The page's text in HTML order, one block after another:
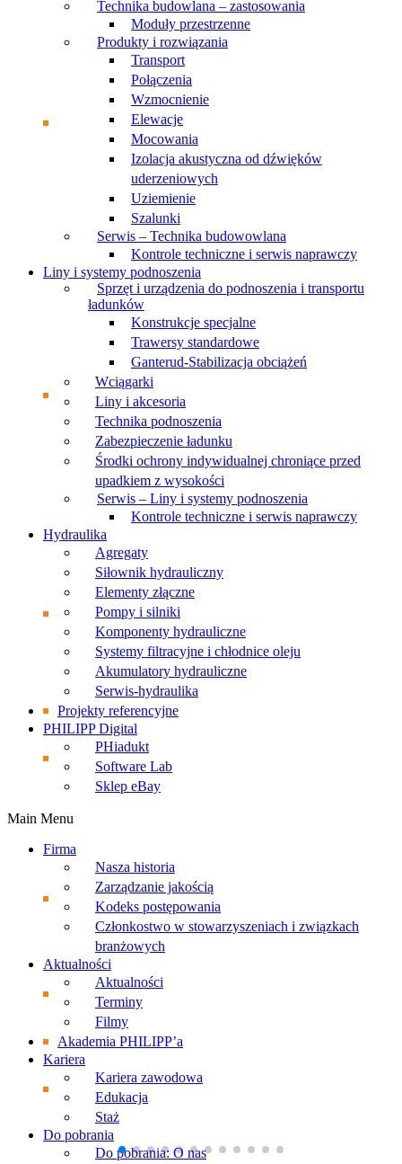
Technika budowlana – zastosowania
Moduły przestrzenne
Produkty i rozwiązania
Transport
Połączenia
Wzmocnienie
Elewacje
Mocowania
Izolacja akustyczna od dźwięków
uderzeniowych
Uziemienie
Szalunki
Serwis – Technika budowowlana
Kontrole techniczne i serwis naprawczy
Liny i systemy podnoszenia
Sprzęt i urządzenia do podnoszenia i transportu
ładunków
Konstrukcje specjalne
Trawersy standardowe
Ganterud-Stabilizacja obciążeń
Wciągarki
Liny i akcesoria
Technika podnoszenia
Zabezpieczenie ładunku
Środki ochrony indywidualnej chroniące przed
upadkiem z wysokości
Serwis – Liny i systemy podnoszenia
Kontrole techniczne i serwis naprawczy
Hydraulika
Agregaty
Siłownik hydrauliczny
Elementy złączne
Pompy i silniki
Komponenty hydrauliczne
Systemy filtracyjne i chłodnice oleju
Akumulatory hydrauliczne
Serwis-hydraulika
Projekty referencyjne
PHILIPP Digital
PHiadukt
Software Lab
Sklep eBay
Main Menu
Firma
Nasza historia
Zarządzanie jakością
Kodeks postępowania
Członkostwo w stowarzyszeniach i związkach
branżowych
Aktualności
Aktualności
Terminy
Filmy
Akademia PHILIPP’a
Kariera
Kariera zawodowa
Edukacja
Staż
Do pobrania
Do pobrania: O nas